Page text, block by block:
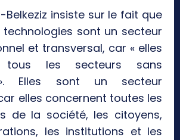
Belkeziz insiste sur le fait que
technologies sont un secteur
et transversal, car « elles
tous les secteurs sans
Elles sont un secteur
elles concernent toutes les
de la société, les citoyens,
les institutions et les